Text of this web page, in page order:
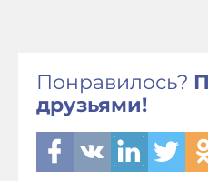
Понравилось?
друзьями!